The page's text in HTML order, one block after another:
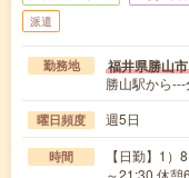
派遣
勤務地 福井県勝山市
勝山駅から
曜日頻度 週5日
時間
【日勤】1